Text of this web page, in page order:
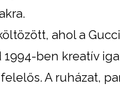
ahol a
1994-ben kreatív
A ruházat,